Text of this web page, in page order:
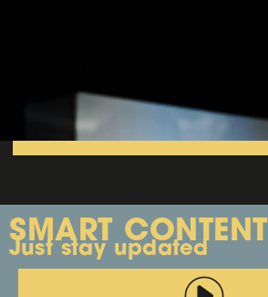
SMART CONTENT
Just stay updated